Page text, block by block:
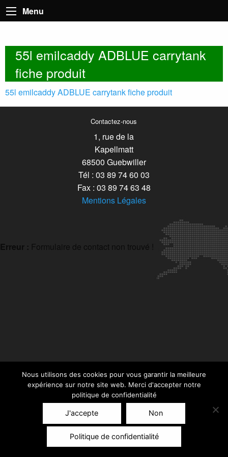
Menu
55l emilcaddy ADBLUE carrytank
fiche produit
55l emilcaddy ADBLUE carrytank fiche produit
Contactez-nous
1, rue de la
Kapellmatt
68500 Guebwiller
Tél : 03 89 74 60 03
Fax : 03 89 74 63 48
Mentions Légales
Erreur : Formulaire de contact non trouvé !
Nous utilisons des cookies pour vous garantir la meilleure
expérience sur notre site web. Merci d'accepter notre
politique de confidentialité
J'accepte Non
Politique de confidentialité